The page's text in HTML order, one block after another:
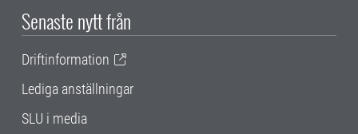
Senaste nytt från
Driftinformation
Lediga anställningar
SLU i media